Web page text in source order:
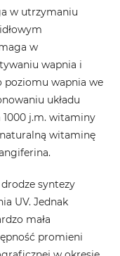
w utrzymaniu
w
wapnia i
poziomu wapnia we
układu
j.m. witaminy
naturalną witaminę
.
syntezy
UV. Jednak
mała
promieni